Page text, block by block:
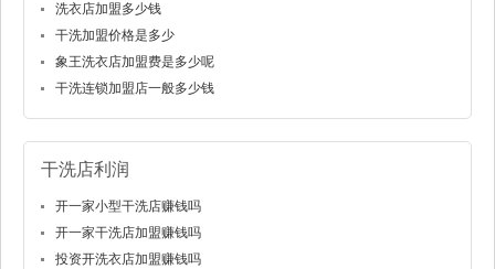
洗衣店加盟多少钱
干洗加盟价格是多少
象王洗衣店加盟费是多少呢
干洗连锁加盟店一般多少钱
干洗店利润
开一家小型干洗店赚钱吗
开一家干洗店加盟赚钱吗
投资开洗衣店加盟赚钱吗